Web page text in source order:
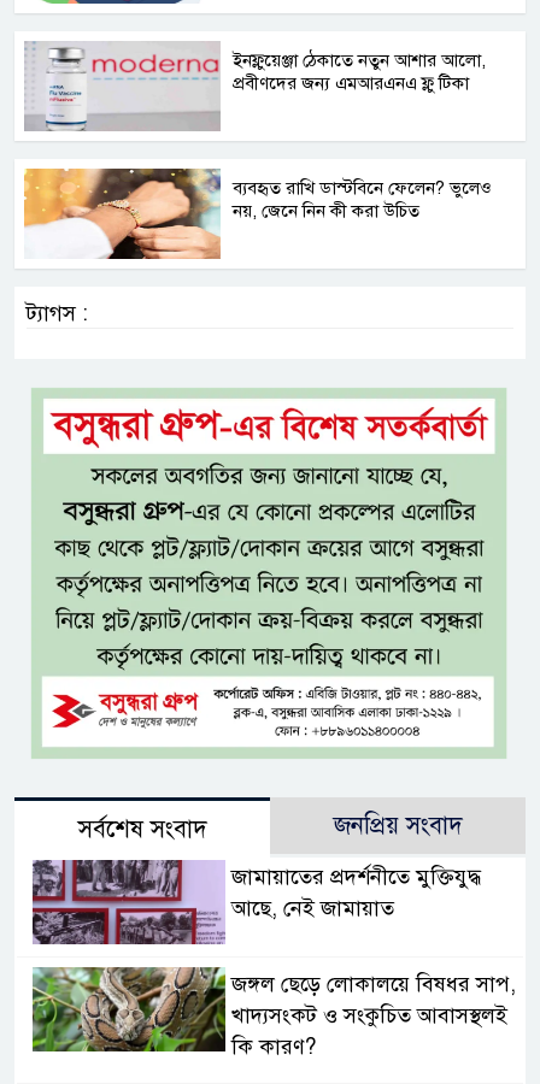
ইনফ্লুয়েঞ্জা ঠেকাতে নতুন আশার আলো,
প্রবীণদের জন্য এমআরএনএ ফ্লু টিকা
ব্যবহৃত রাখি ডাস্টবিনে ফেলেন? ভুলেও
নয়, জেনে নিন কী করা উচিত
ট্যাগস :
সর্বশেষ সংবাদ জনপ্রিয় সংবাদ
জামায়াতের প্রদর্শনীতে মুক্তিযুদ্ধ
আছে, নেই জামায়াত
জঙ্গল ছেড়ে লোকালয়ে বিষধর সাপ,
খাদ্যসংকট ও সংকুচিত আবাসস্থলই
কি কারণ?